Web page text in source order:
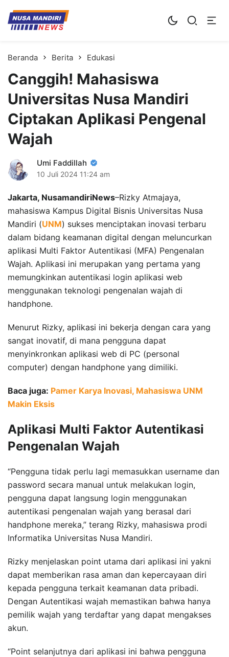
Kampus Digital Bisnis
Universitas Nusa Mandiri
Beranda Berita Edukasi
Canggih! Mahasiswa
Universitas Nusa Mandiri
Ciptakan Aplikasi Pengenal
Wajah
Umi Faddillah
10 Juli 2024 11:24 am
Jakarta, NusamandiriNews–Rizky Atmajaya,
mahasiswa Kampus Digital Bisnis Universitas Nusa
Mandiri (UNM) sukses menciptakan inovasi terbaru
dalam bidang keamanan digital dengan meluncurkan
aplikasi Multi Faktor Autentikasi (MFA) Pengenalan
Wajah. Aplikasi ini merupakan yang pertama yang
memungkinkan autentikasi login aplikasi web
menggunakan teknologi pengenalan wajah di
handphone.
Menurut Rizky, aplikasi ini bekerja dengan cara yang
sangat inovatif, di mana pengguna dapat
menyinkronkan aplikasi web di PC (personal
computer) dengan handphone yang dimiliki.
Baca juga: Pamer Karya Inovasi, Mahasiswa UNM
Makin Eksis
Aplikasi Multi Faktor Autentikasi
Pengenalan Wajah
“Pengguna tidak perlu lagi memasukkan username dan
password secara manual untuk melakukan login,
pengguna dapat langsung login menggunakan
autentikasi pengenalan wajah yang berasal dari
handphone mereka,” terang Rizky, mahasiswa prodi
Informatika Universitas Nusa Mandiri.
Rizky menjelaskan point utama dari aplikasi ini yakni
dapat memberikan rasa aman dan kepercayaan diri
kepada pengguna terkait keamanan data pribadi.
Dengan Autentikasi wajah memastikan bahwa hanya
pemilik wajah yang terdaftar yang dapat mengakses
akun.
“Point selanjutnya dari aplikasi ini bahwa pengguna